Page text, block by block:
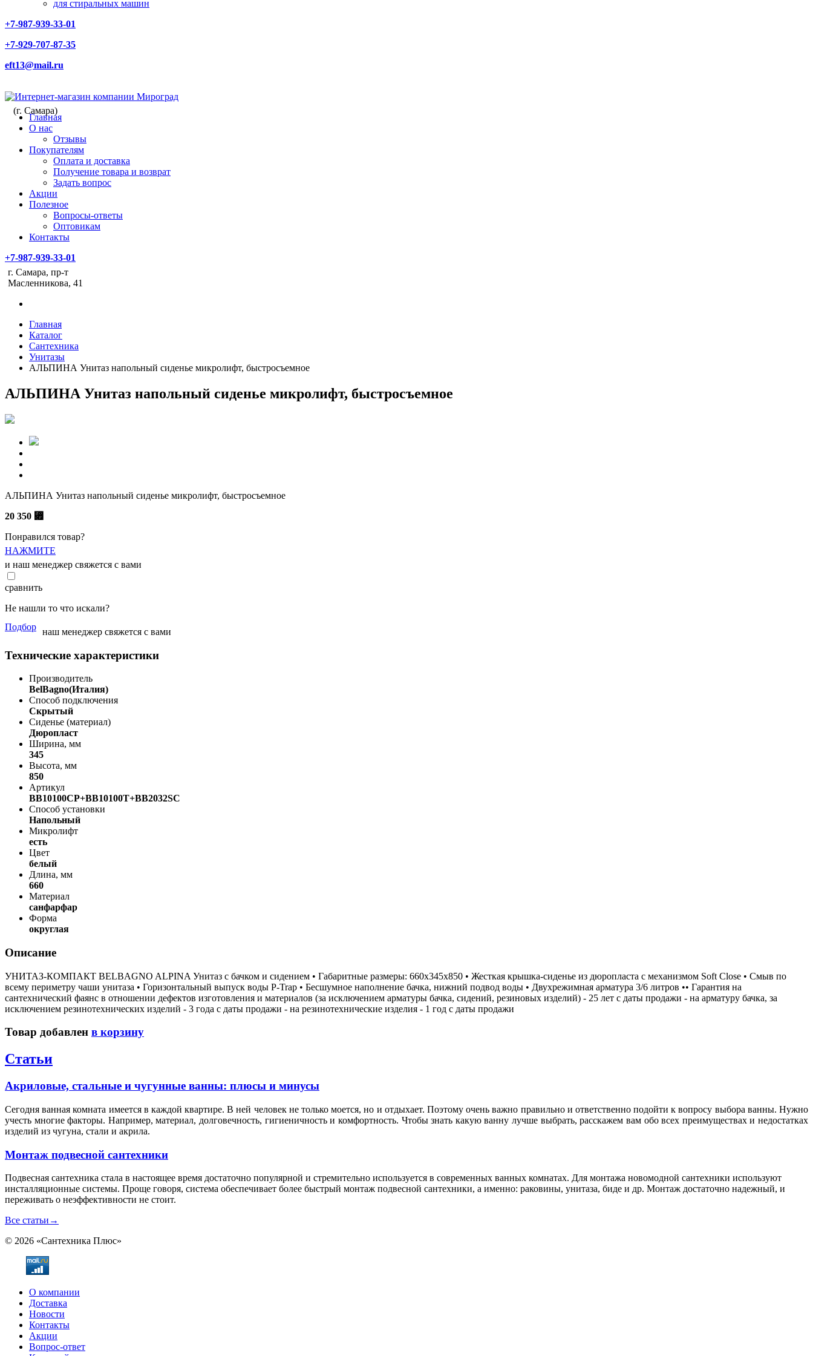
для стиральных машин
+7-987-939-33-01
+7-929-707-87-35
eft13@mail.ru
(г. Самара)
Главная
О нас
Отзывы
Покупателям
Оплата и доставка
Получение товара и возврат
Задать вопрос
Акции
Полезное
Вопросы-ответы
Оптовикам
Контакты
+7-987-939-33-01
г. Самара, пр-т
Масленникова, 41
Главная
Каталог
Сантехника
Унитазы
АЛЬПИНА Унитаз напольный сиденье микролифт, быстросъемное
АЛЬПИНА Унитаз напольный сиденье микролифт, быстросъемное
АЛЬПИНА Унитаз напольный сиденье микролифт, быстросъемное
20 350 ⃏
Понравился товар?
НАЖМИТЕ
и наш менеджер свяжется с вами
сравнить
Не нашли то что искали?
Подбор наш менеджер свяжется с вами
Технические характеристики
Производитель
BelBagno(Италия)
Способ подключения
Скрытый
Сиденье (материал)
Дюропласт
Ширина, мм
345
Высота, мм
850
Артикул
BB10100CP+BB10100T+BB2032SC
Способ установки
Напольный
Микролифт
есть
Цвет
белый
Длина, мм
660
Материал
санфарфар
Форма
округлая
Описание
УНИТАЗ-КОМПАКТ BELBAGNO ALPINA Унитаз с бачком и сидением • Габаритные размеры: 660х345х850 • Жесткая крышка-сиденье из дюропласта с механизмом Soft Close • Смыв по
всему периметру чаши унитаза • Горизонтальный выпуск воды P-Trap • Бесшумное наполнение бачка, нижний подвод воды • Двухрежимная арматура 3/6 литров •• Гарантия на
сантехнический фаянс в отношении дефектов изготовления и материалов (за исключением арматуры бачка, сидений, резиновых изделий) - 25 лет с даты продажи - на арматуру бачка, за
исключением резинотехнических изделий - 3 года с даты продажи - на резинотехнические изделия - 1 год с даты продажи
Товар добавлен в корзину
Статьи
Акриловые, стальные и чугунные ванны: плюсы и минусы
Сегодня ванная комната имеется в каждой квартире. В ней человек не только моется, но и отдыхает. Поэтому очень важно правильно и ответственно подойти к вопросу выбора ванны. Нужно
учесть многие факторы. Например, материал, долговечность, гигиеничность и комфортность. Чтобы знать какую ванну лучше выбрать, расскажем вам обо всех преимуществах и недостатках
изделий из чугуна, стали и акрила.
Монтаж подвесной сантехники
Подвесная сантехника стала в настоящее время достаточно популярной и стремительно используется в современных ванных комнатах. Для монтажа новомодной сантехники используют
инсталляционные системы. Проще говоря, система обеспечивает более быстрый монтаж подвесной сантехники, а именно: раковины, унитаза, биде и др. Монтаж достаточно надежный, и
переживать о неэффективности не стоит.
Все статьи →
© 2026 «Сантехника Плюс»
О компании
Доставка
Новости
Контакты
Акции
Вопрос-ответ